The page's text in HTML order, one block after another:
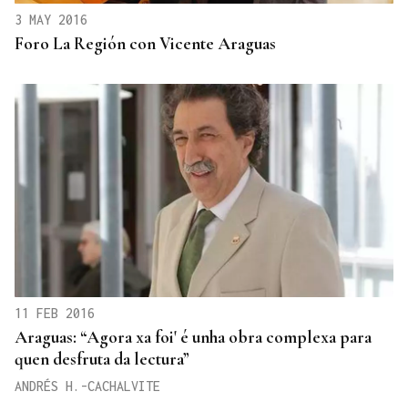
3 MAY 2016
Foro La Región con Vicente Araguas
11 FEB 2016
Araguas: “Agora xa foi' é unha obra complexa para
quen desfruta da lectura”
ANDRÉS H.-CACHALVITE